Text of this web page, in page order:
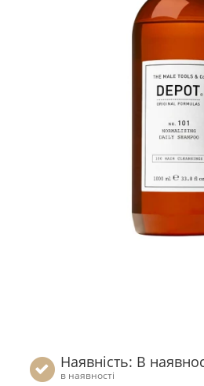
Наявність: В
в наявності